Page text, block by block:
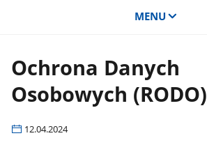
MENU
Ochrona Danych
Osobowych (RODO)
12.04.2024